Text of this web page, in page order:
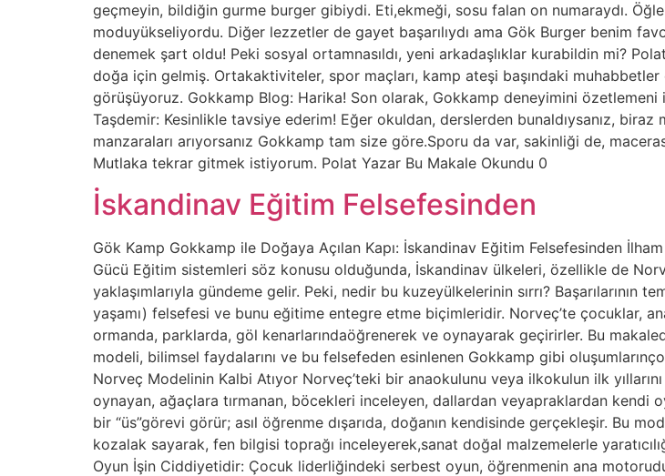
geçmeyin, bildiğin gurme burger gibiydi. Eti,ekmeği, sosu falan on numaraydı.
moduyükseliyordu. Diğer lezzetler de gayet başarılıydı ama Gök Burger benim
denemek şart oldu! Peki sosyal ortamnasıldı, yeni arkadaşlıklar kurabildin mi?
doğa için gelmiş. Ortakaktiviteler, spor maçları, kamp ateşi başındaki
görüşüyoruz. Gokkamp Blog: Harika! Son olarak, Gokkamp deneyimini
Taşdemir: Kesinlikle tavsiye ederim! Eğer okuldan, derslerden bunaldıysanız,
manzaraları arıyorsanız Gokkamp tam size göre.Sporu da var, sakinliği de,
Mutlaka tekrar gitmek istiyorum. Polat Yazar Bu Makale Okundu 0
İskandinav Eğitim Felsefesinden
Gök Kamp Gokkamp ile Doğaya Açılan Kapı: İskandinav Eğitim Felsefesinden
Gücü Eğitim sistemleri söz konusu olduğunda, İskandinav ülkeleri, özellikle de
yaklaşımlarıyla gündeme gelir. Peki, nedir bu kuzeyülkelerinin sırrı? Başarılarının
yaşamı) felsefesi ve bunu eğitime entegre etme biçimleridir. Norveç’te çocuklar,
ormanda, parklarda, göl kenarlarındaöğrenerek ve oynayarak geçirirler. Bu
modeli, bilimsel faydalarını ve bu felsefeden esinlenen Gokkamp gibi
Norveç Modelinin Kalbi Atıyor Norveç’teki bir anaokulunu veya ilkokulun ilk
oynayan, ağaçlara tırmanan, böcekleri inceleyen, dallardan veyapraklardan kendi
bir “üs”görevi görür; asıl öğrenme dışarıda, doğanın kendisinde gerçekleşir. Bu
kozalak sayarak, fen bilgisi toprağı inceleyerek,sanat doğal malzemelerle
Oyun İşin Ciddiyetidir: Çocuk liderliğindeki serbest oyun, öğrenmenin ana